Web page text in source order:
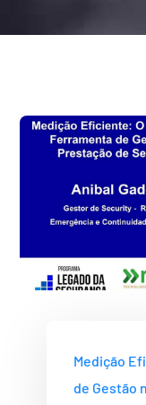
Medição
de Gestão